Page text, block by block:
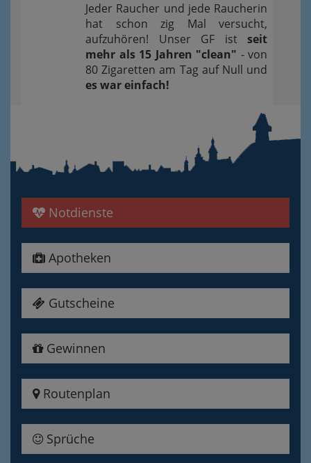
Jeder Raucher und jede Raucherin
hat schon zig Mal versucht,
aufzuhören! Unser GF ist seit
mehr als 15 Jahren "clean" - von
80 Zigaretten am Tag auf Null und
es war einfach!
Notdienste
Apotheken
Gutscheine
Gewinnen
Routenplan
Sprüche